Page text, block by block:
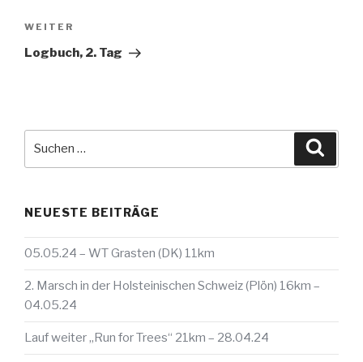
Nächster
Beitrag
WEITER
Logbuch, 2. Tag
NEUESTE BEITRÄGE
05.05.24 – WT Grasten (DK) 11km
2. Marsch in der Holsteinischen Schweiz (Plön) 16km –
04.05.24
Lauf weiter „Run for Trees“ 21km – 28.04.24